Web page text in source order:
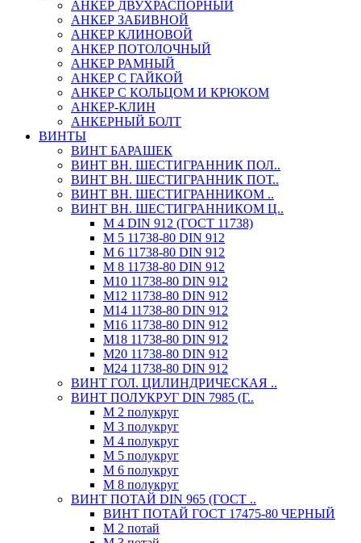
АНКЕР ДВУХРАСПОРНЫЙ
АНКЕР ЗАБИВНОЙ
АНКЕР КЛИНОВОЙ
АНКЕР ПОТОЛОЧНЫЙ
АНКЕР РАМНЫЙ
АНКЕР С ГАЙКОЙ
АНКЕР С КОЛЬЦОМ И КРЮКОМ
АНКЕР-КЛИН
АНКЕРНЫЙ БОЛТ
ВИНТЫ
ВИНТ БАРАШЕК
ВИНТ ВН. ШЕСТИГРАННИК ПОЛ..
ВИНТ ВН. ШЕСТИГРАННИК ПОТ..
ВИНТ ВН. ШЕСТИГРАННИКОМ ..
ВИНТ ВН. ШЕСТИГРАННИКОМ Ц..
М 4 DIN 912 (ГОСТ 11738)
М 5 11738-80 DIN 912
М 6 11738-80 DIN 912
М 8 11738-80 DIN 912
М10 11738-80 DIN 912
М12 11738-80 DIN 912
М14 11738-80 DIN 912
М16 11738-80 DIN 912
М18 11738-80 DIN 912
М20 11738-80 DIN 912
М24 11738-80 DIN 912
ВИНТ ГОЛ. ЦИЛИНДРИЧЕСКАЯ ..
ВИНТ ПОЛУКРУГ DIN 7985 (Г..
М 2 полукруг
М 3 полукруг
М 4 полукруг
М 5 полукруг
М 6 полукруг
М 8 полукруг
ВИНТ ПОТАЙ DIN 965 (ГОСТ ..
ВИНТ ПОТАЙ ГОСТ 17475-80 ЧЕРНЫЙ
М 2 потай